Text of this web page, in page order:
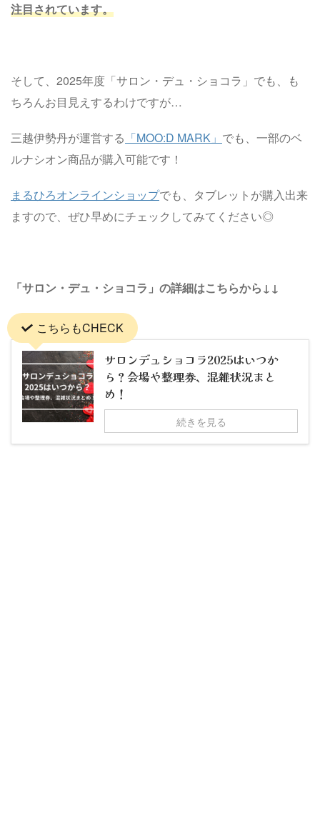
注目されています。
そして、2025年度「サロン・デュ・ショコラ」でも、も
ちろんお目見えするわけですが…
三越伊勢丹が運営する 「MOO:D MARK」 でも、一部のベ
ルナシオン商品が購入可能です！
まるひろオンラインショップでも、タブレットが購入出来
ますので、ぜひ早めにチェックしてみてください◎
「サロン・デュ・ショコラ」の詳細はこちらから↓↓
こちらもCHECK
サロンデュショコラ2025はいつか
ら？会場や整理券、混雑状況まと
め！
続きを見る